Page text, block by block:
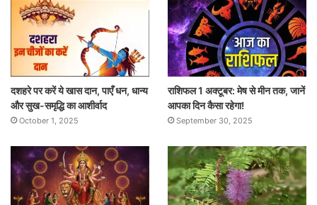
दशहरे पर करें ये खास दान, पाएँ धन, धान्य
और सुख-समृद्धि का आशीर्वाद
October 1, 2025
राशिफल 1 अक्टूबर: मेष से मीन तक, जानें
आपका दिन कैसा रहेगा!
September 30, 2025